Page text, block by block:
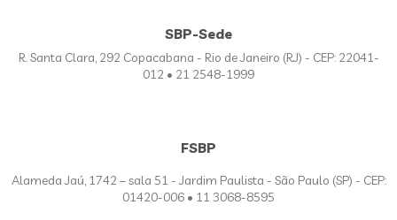
SBP-Sede
R. Santa Clara, 292 Copacabana - Rio de Janeiro (RJ) - CEP: 22041-
012 • 21 2548-1999
FSBP
Alameda Jaú, 1742 – sala 51 - Jardim Paulista - São Paulo (SP) - CEP:
01420-006 • 11 3068-8595